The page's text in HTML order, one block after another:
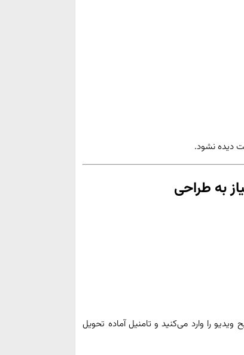
دیده نشود.
به طراحی
را وارد می‌کنید و تامنیل آماده تحویل